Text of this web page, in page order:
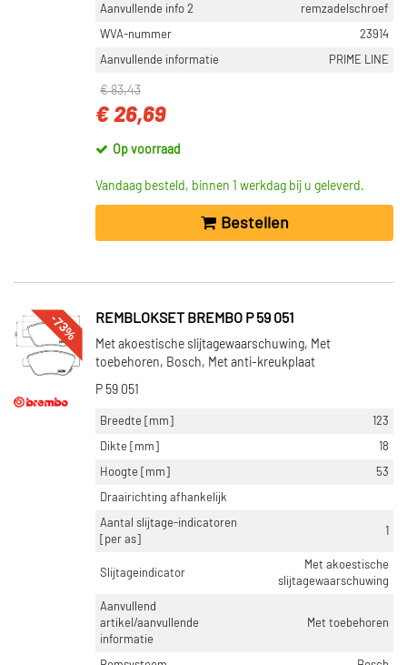
Aanvullende info 2
remzadelschroef
WVA-nummer
23914
Aanvullende informatie
PRIME LINE
€ 83,43
€ 26,69
Op voorraad
Vandaag besteld, binnen 1 werkdag bij u geleverd.
Bestellen
-73% REMBLOKSET BREMBO P 59 051
Met akoestische slijtagewaarschuwing, Met
toebehoren, Bosch, Met anti-kreukplaat
P 59 051
Breedte [mm]
123
Dikte [mm]
18
Hoogte [mm]
53
Draairichting afhankelijk
Aantal slijtage-indicatoren
[per as]
1
Slijtageindicator
Met akoestische
slijtagewaarschuwing
Aanvullend
artikel/aanvullende
informatie
Met toebehoren